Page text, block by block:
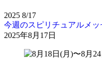
2025 8/17
今週のスピリチュアルメッ
2025年8月17日